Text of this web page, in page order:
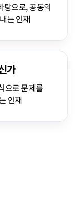
탕으로, 공동의
는 인재
가
으로 문제를
인재